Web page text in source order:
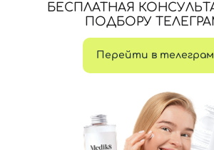
БЕСПЛАТНАЯ
ПОДБОРУ
Перейти в телеграм